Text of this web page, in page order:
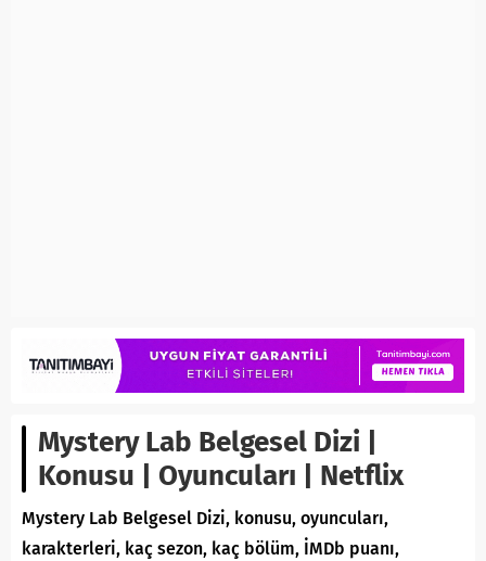
Mystery Lab Belgesel Dizi |
Konusu | Oyuncuları | Netflix
Mystery Lab Belgesel Dizi, konusu, oyuncuları,
karakterleri, kaç sezon, kaç bölüm, İMDb puanı,